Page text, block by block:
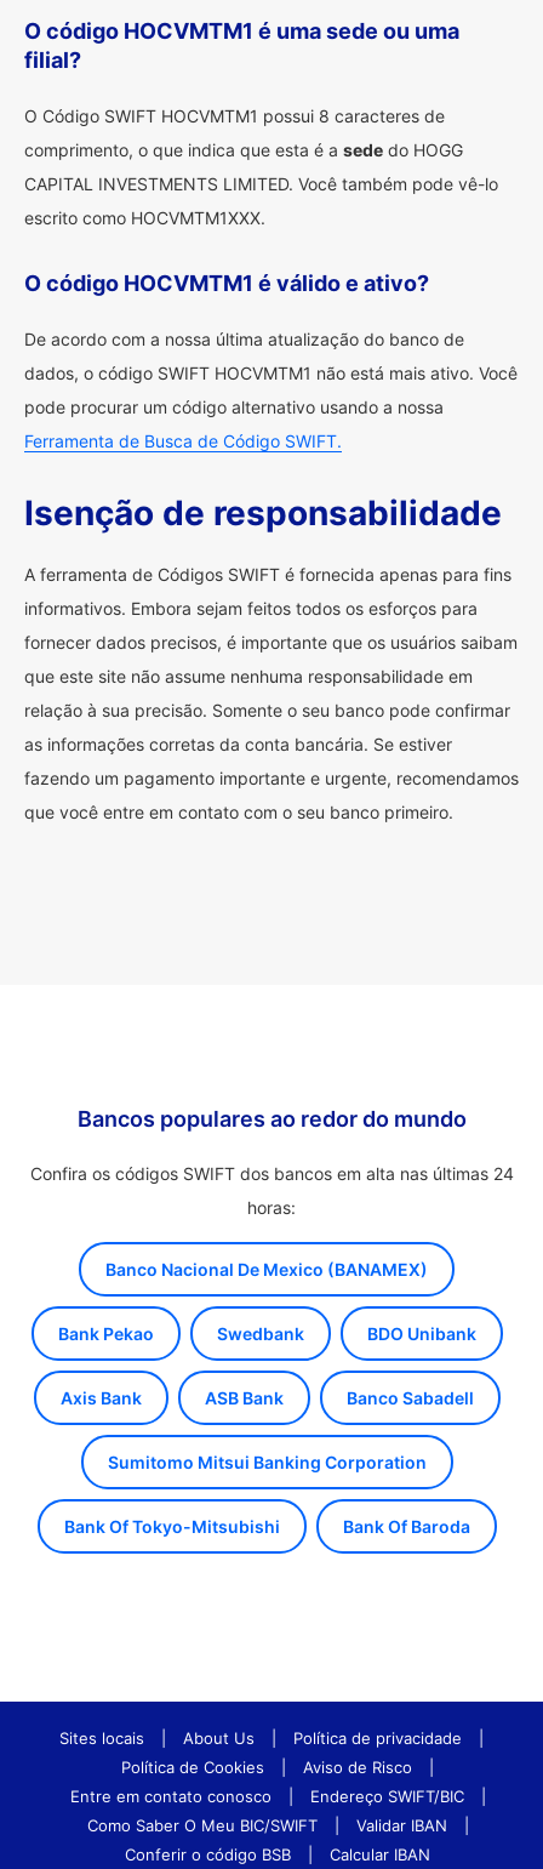
O código HOCVMTM1 é uma sede ou uma
filial?
O Código SWIFT HOCVMTM1 possui 8 caracteres de
comprimento, o que indica que esta é a sede do HOGG
CAPITAL INVESTMENTS LIMITED. Você também pode vê-lo
escrito como HOCVMTM1XXX.
O código HOCVMTM1 é válido e ativo?
De acordo com a nossa última atualização do banco de
dados, o código SWIFT HOCVMTM1 não está mais ativo. Você
pode procurar um código alternativo usando a nossa
Ferramenta de Busca de Código SWIFT.
Isenção de responsabilidade
A ferramenta de Códigos SWIFT é fornecida apenas para fins
informativos. Embora sejam feitos todos os esforços para
fornecer dados precisos, é importante que os usuários saibam
que este site não assume nenhuma responsabilidade em
relação à sua precisão. Somente o seu banco pode confirmar
as informações corretas da conta bancária. Se estiver
fazendo um pagamento importante e urgente, recomendamos
que você entre em contato com o seu banco primeiro.
Bancos populares ao redor do mundo
Confira os códigos SWIFT dos bancos em alta nas últimas 24
horas:
Banco Nacional De Mexico (BANAMEX)
Bank Pekao Swedbank BDO Unibank
Axis Bank ASB Bank Banco Sabadell
Sumitomo Mitsui Banking Corporation
Bank Of Tokyo-Mitsubishi Bank Of Baroda
Sites locais About Us Política de privacidade
Política de Cookies
Aviso de Risco
Entre em contato conosco
Endereço SWIFT/BIC
Como Saber O Meu BIC/SWIFT
Validar IBAN
Conferir o código BSB
Calcular IBAN